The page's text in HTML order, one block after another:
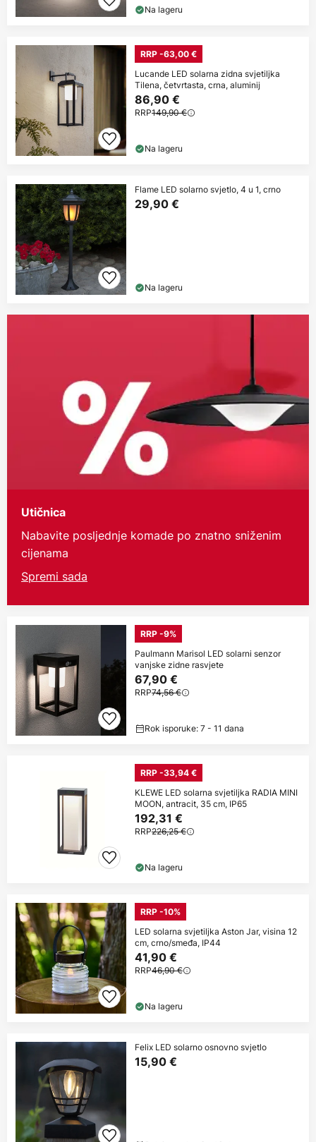
Na lageru
RRP -63,00 €
Lucande LED solarna zidna svjetiljka
Tilena, četvrtasta, crna, aluminij
86,90 €
RRP149,90 €
Na lageru
Flame LED solarno svjetlo, 4 u 1, crno
29,90 €
Na lageru
Utičnica
Nabavite posljednje komade po znatno sniženim
cijenama
Spremi sada
RRP -9%
Paulmann Marisol LED solarni senzor
vanjske zidne rasvjete
67,90 €
RRP74,56 €
Rok isporuke: 7 - 11 dana
RRP -33,94 €
KLEWE LED solarna svjetiljka RADIA MINI
MOON, antracit, 35 cm, IP65
192,31 €
RRP226,25 €
Na lageru
RRP -10%
LED solarna svjetiljka Aston Jar, visina 12
cm, crno/smeđa, IP44
41,90 €
RRP46,90 €
Na lageru
Felix LED solarno osnovno svjetlo
15,90 €